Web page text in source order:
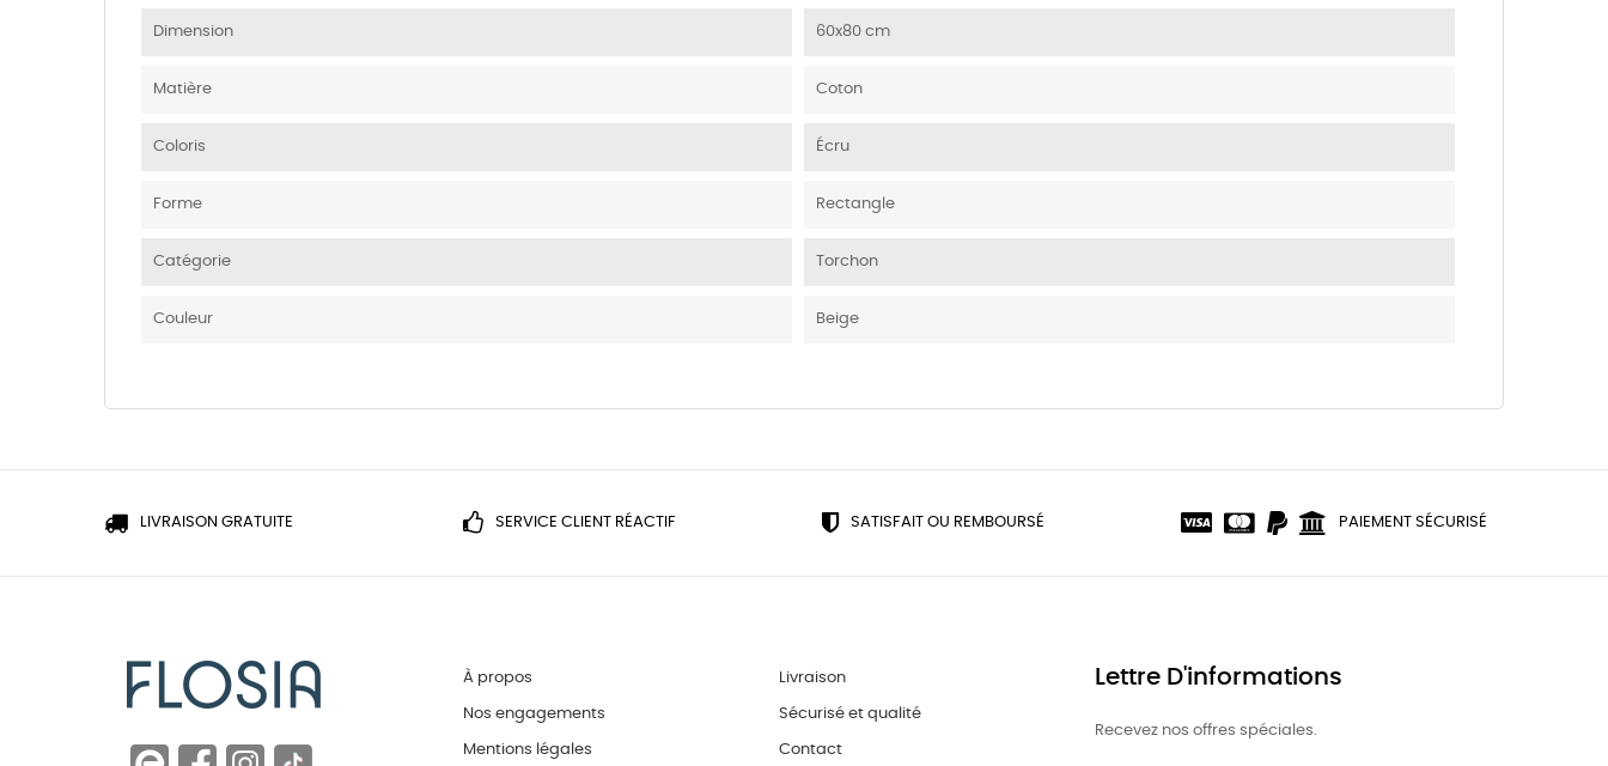
Dimension 60x80 cm
Matière Coton
Coloris Écru
Forme Rectangle
Catégorie Torchon
Couleur Beige
LIVRAISON GRATUITE SERVICE CLIENT RÉACTIF SATISFAIT OU REMBOURSÉ PAIEMENT SÉCURISÉ
À propos
Nos engagements
Mentions légales
Livraison
Sécurisé et qualité
Contact
Lettre D'informations
Recevez nos offres spéciales.